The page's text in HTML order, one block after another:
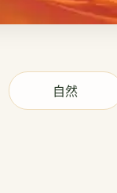
自然